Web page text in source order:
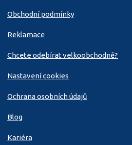
Obchodní podmínky
Reklamace
Chcete odebírat velkoobchodně?
Nastavení cookies
Ochrana osobních údajů
Blog
Kariéra